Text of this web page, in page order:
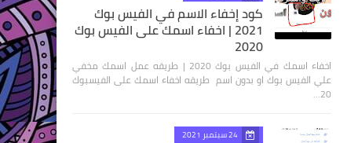
كود إخفاء الاسم في الفيس بوك
2021 | اخفاء اسمك على الفيس بوك
2020
اخفاء اسمك في الفيس بوك 2020 | طريقه عمل اسمك مخفي
علي الفيس بوك او بدون اسم طريقه اخفاء اسمك على الفيسبوك
20…
24 سبتمبر 2021